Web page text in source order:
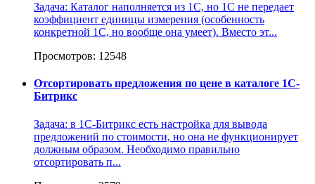
Задача: Каталог наполняется из 1С, но 1С не передает
коэффициент единицы измерения (особенность
конкретной 1С, но вообще она умеет). Вместо эт...
Просмотров: 12548
Отсортировать предложения по цене в каталоге 1С-
Битрикс
Задача: в 1С-Битрикс есть настройка для вывода
предложений по стоимости, но она не функционирует
должным образом. Необходимо правильно
отсортировать п...